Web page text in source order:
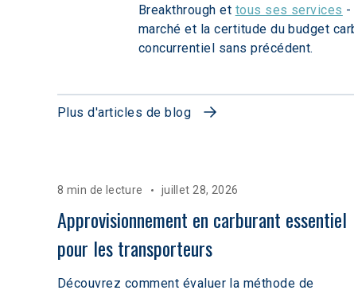
Breakthrough et tous ses services -
marché et la certitude du budget
concurrentiel sans précédent.
Plus d'articles de blog
8 min de lecture juillet 28, 2026
Approvisionnement en carburant essentiel
pour les transporteurs
Découvrez comment évaluer la méthode de